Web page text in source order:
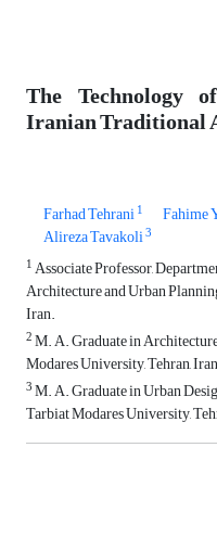
The Technology
Iranian Traditional
Farhad Tehrani1 Fahime
Alireza Tavakoli3
1Associate Professor,
Architecture and Urban
Iran.
2M. A. Graduate in
Modares University, Tehran,
3M. A. Graduate in Urban
Tarbiat Modares University,